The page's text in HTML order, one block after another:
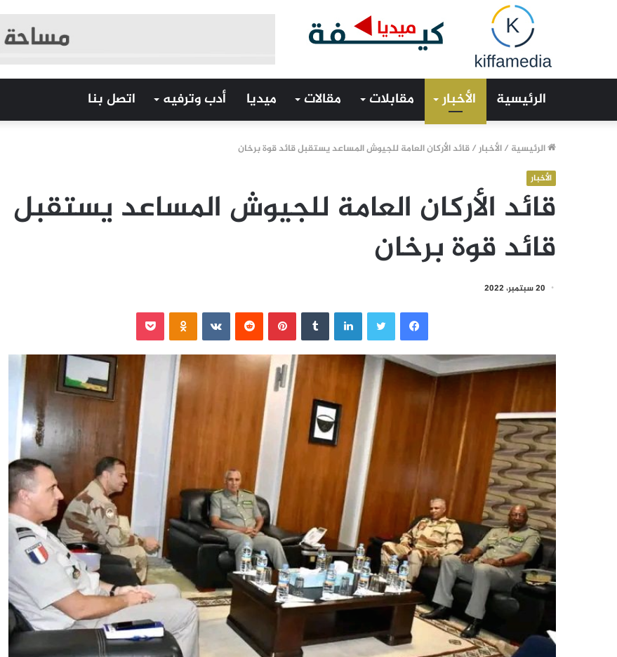
الرئيسية الأخبار مقابلات مقالات ميديا أدب وترفيه اتصل بنا
الرئيسية /الأخبار/قائد الأركان العامة للجيوش المساعد يستقبل قائد قوة برخان
الأخبار
قائد الأركان العامة للجيوش المساعد يستقبل
قائد قوة برخان
20 سبتمبر، 2022
فيسبوك لينكدإن بينتيريست